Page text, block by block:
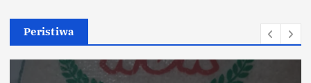
Peristiwa